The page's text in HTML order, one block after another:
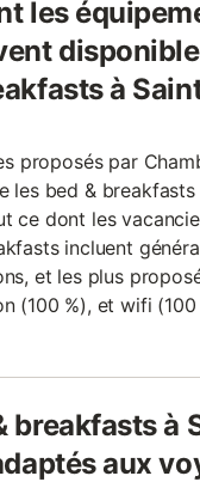
les
à
proposés par
les bed &
ce dont les
incluent
et les plus
(100 %), et wifi (100
breakfasts à
aux